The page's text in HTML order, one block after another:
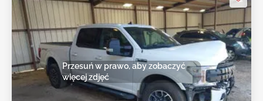
Przesuń w prawo, aby zobaczyć
więcej zdjęć